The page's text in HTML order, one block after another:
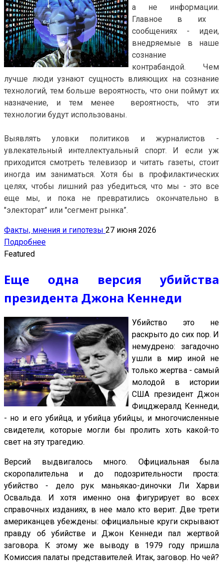
а не информации.
Главное в их
сообщениях - идеи,
внедряемые в наше
сознание
контрабандой. Чем
лучше люди узнают сущность влияющих на сознание
технологий, тем больше вероятность, что они поймут их
назначение, и тем менее вероятность, что эти
технологии будут использованы.
Выявлять уловки политиков и журналистов -
увлекательный интеллектуальный спорт. И если уж
приходится смотреть телевизор и читать газеты, стоит
иногда им заниматься. Хотя бы в профилактических
целях, чтобы лишний раз убедиться, что мы - это все
еще мы, и пока не превратились окончательно в
"электорат” или "сегмент рынка”.
Факты, мнения и гипотезы 27 июня 2026
Подробнее
Featured
Еще одна версия убийства
президента Джона Кеннеди
Убийство это не
раскрыто до сих пор. И
немудрено: загадочно
ушли в мир иной не
только жертва - самый
молодой в истории
США президент Джон
Фицджералд Кеннеди,
- но и его убийца, и убийца убийцы, и многочисленные
свидетели, которые могли бы пролить хоть какой-то
свет на эту трагедию.
Версий выдвигалось много. Официальная была
скоропалительна и до подозрительности проста:
убийство - дело рук маньякао-диночки Ли Харви
Освальда. И хотя именно она фигурирует во всех
справочных изданиях, в нее мало кто верит. Две трети
американцев убеждены: официальные круги скрывают
правду об убийстве и Джон Кеннеди пал жертвой
заговора. К этому же выводу в 1979 году пришла
Комиссия палаты представителей. Итак, заговор. Hо чей?